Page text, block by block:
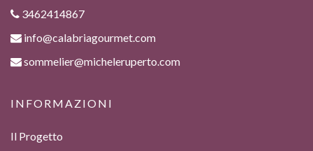
3462414867
info@calabriagourmet.com
sommelier@micheleruperto.com
INFORMAZIONI
Il Progetto